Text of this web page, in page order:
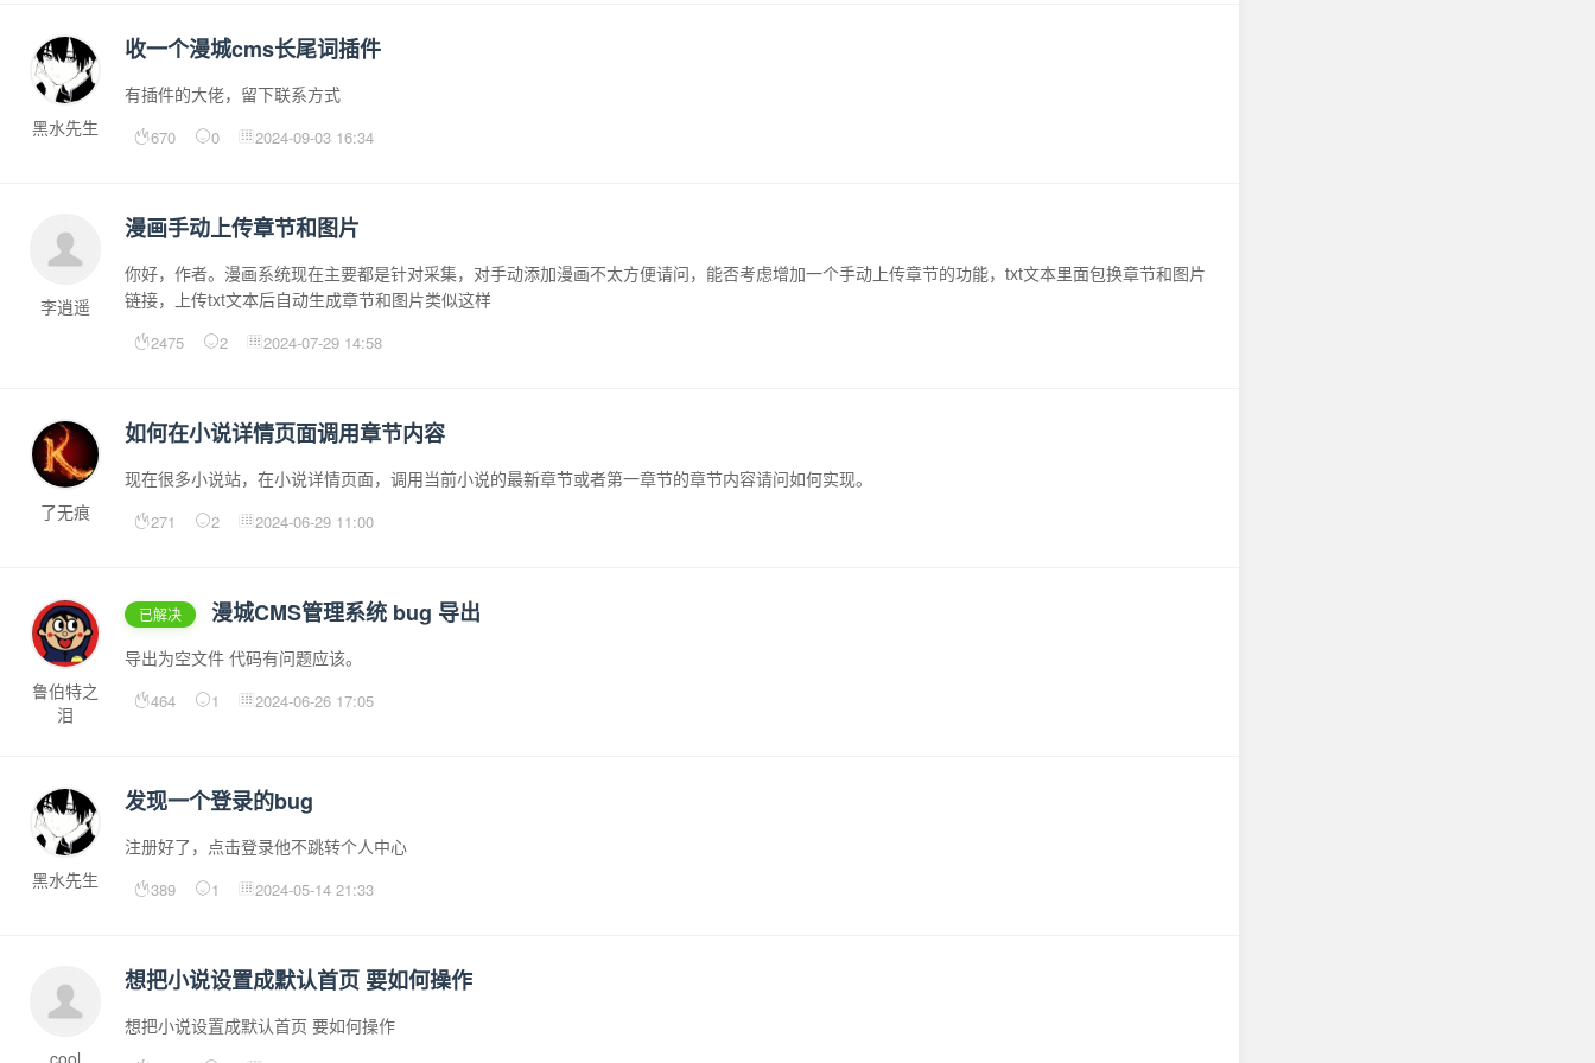
黑水先生
收一个漫城cms长尾词插件
有插件的大佬，留下联系方式
670 0 2024-09-03 16:34
李逍遥
漫画手动上传章节和图片
你好，作者。漫画系统现在主要都是针对采集，对手动添加漫画不太方便请问，能否考虑增加一个手动上传章节的功能，txt文本里面包换章节和图片
链接，上传txt文本后自动生成章节和图片类似这样
2475 2 2024-07-29 14:58
了无痕
如何在小说详情页面调用章节内容
现在很多小说站，在小说详情页面，调用当前小说的最新章节或者第一章节的章节内容请问如何实现。
271 2 2024-06-29 11:00
鲁伯特之
泪
已解决 漫城CMS管理系统 bug 导出
导出为空文件 代码有问题应该。
464 1 2024-06-26 17:05
黑水先生
发现一个登录的bug
注册好了，点击登录他不跳转个人中心
389 1 2024-05-14 21:33
cool
想把小说设置成默认首页 要如何操作
想把小说设置成默认首页 要如何操作